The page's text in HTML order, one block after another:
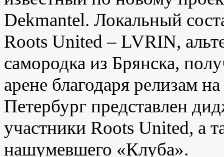
Dekmantel. Локальный
Roots United – LVRIN,
самородка из Брянска,
арене благодаря релизам на
Петербург представлен
участники Roots United, а
нашумевшего «Клуба».